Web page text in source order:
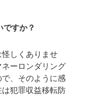
ですか？
しくありませ
ーロンダリング
、そのように感
犯罪収益移転防